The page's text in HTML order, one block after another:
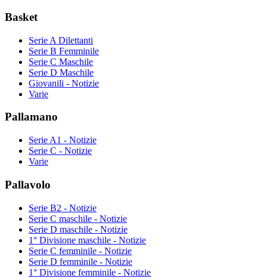
Basket
Serie A Dilettanti
Serie B Femminile
Serie C Maschile
Serie D Maschile
Giovanili - Notizie
Varie
Pallamano
Serie A1 - Notizie
Serie C - Notizie
Varie
Pallavolo
Serie B2 - Notizie
Serie C maschile - Notizie
Serie D maschile - Notizie
1° Divisione maschile - Notizie
Serie C femminile - Notizie
Serie D femminile - Notizie
1° Divisione femminile - Notizie